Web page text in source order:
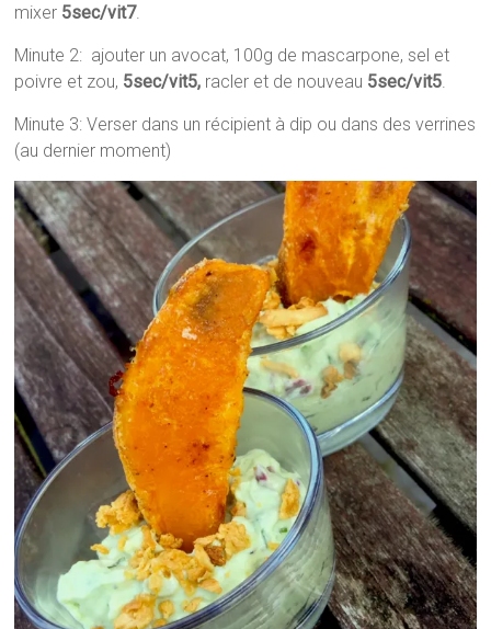
mixer 5sec/vit7.
Minute 2: ajouter un avocat, 100g de mascarpone, sel et
poivre et zou, 5sec/vit5, racler et de nouveau 5sec/vit5.
Minute 3: Verser dans un récipient à dip ou dans des verrines
(au dernier moment)